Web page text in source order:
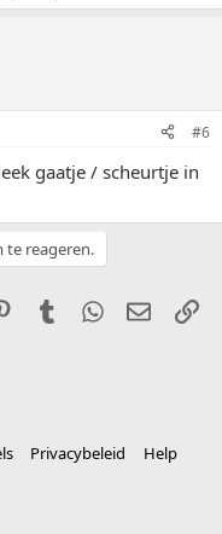
#6
gaatje / scheurtje in
te reageren.
PinterestTumblr WhatsApp
E-mail
Privacybeleid
Help